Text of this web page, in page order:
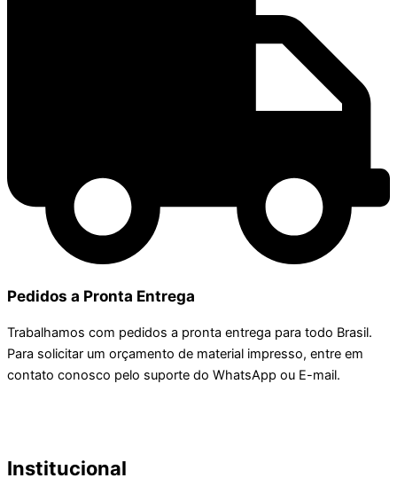
Pedidos a Pronta Entrega
Trabalhamos com pedidos a pronta entrega para todo Brasil.
Para solicitar um orçamento de material impresso, entre em
contato conosco pelo suporte do WhatsApp ou E-mail.
Institucional